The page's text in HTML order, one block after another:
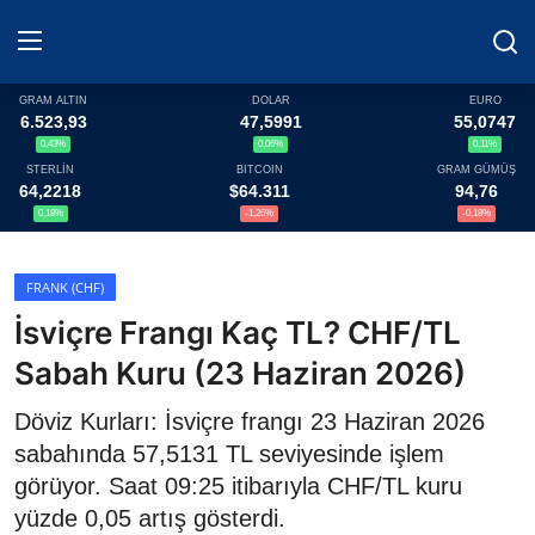
Haberler
Döviz
Altın Fiyatları
Döviz Kurları
Fonlar
Kripto Paralar
Çeviriciler
GRAM ALTIN
6.523,93
0,43%
DOLAR
47,5991
0,06%
EURO
55,0747
0,11%
STERLİN
64,2218
0,18%
BITCOIN
$64.311
-1,26%
GRAM GÜMÜŞ
94,76
-0,18%
FRANK (CHF)
İsviçre Frangı Kaç TL? CHF/TL
Sabah Kuru (23 Haziran 2026)
Döviz Kurları: İsviçre frangı 23 Haziran 2026
sabahında 57,5131 TL seviyesinde işlem
görüyor. Saat 09:25 itibarıyla CHF/TL kuru
yüzde 0,05 artış gösterdi.